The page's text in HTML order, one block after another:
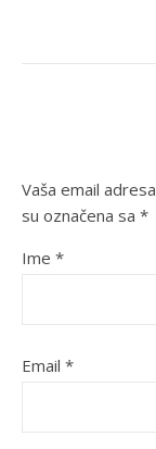
Vaša email
su označena sa *
Ime *
Email *